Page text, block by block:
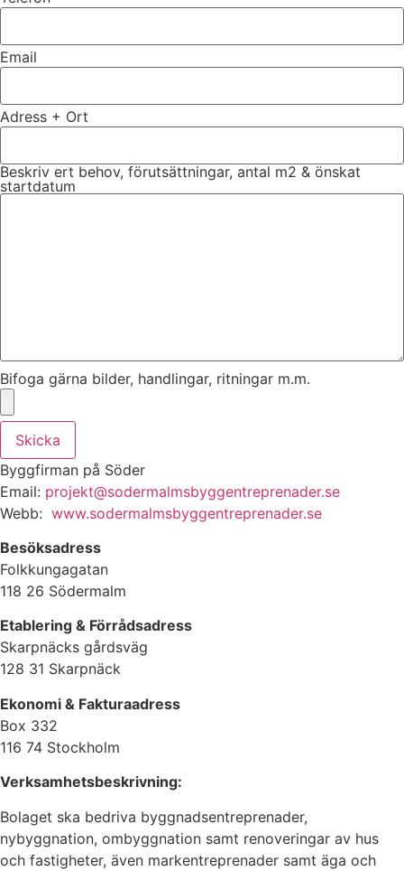
Email
Adress + Ort
Beskriv ert behov, förutsättningar, antal m2 & önskat
startdatum
Bifoga gärna bilder, handlingar, ritningar m.m.
Skicka
Byggfirman på Söder
Email: projekt@sodermalmsbyggentreprenader.se
Webb: www.sodermalmsbyggentreprenader.se
Besöksadress
Folkkungagatan
118 26 Södermalm
Etablering & Förrådsadress
Skarpnäcks gårdsväg
128 31 Skarpnäck
Ekonomi & Fakturaadress
Box 332
116 74 Stockholm
Verksamhetsbeskrivning:
Bolaget ska bedriva byggnadsentreprenader,
nybyggnation, ombyggnation samt renoveringar av hus
och fastigheter, även markentreprenader samt äga och